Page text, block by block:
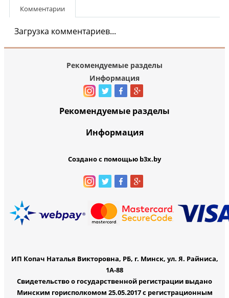
Комментарии
Загрузка комментариев...
Рекомендуемые разделы
Информация
Рекомендуемые разделы
Информация
Создано с помощью b3x.by
ИП Копач Наталья Викторовна, РБ, г. Минск, ул. Я. Райниса,
1А-88
Свидетельство о государственной регистрации выдано
Минским горисполкомом 25.05.2017 с регистрационным